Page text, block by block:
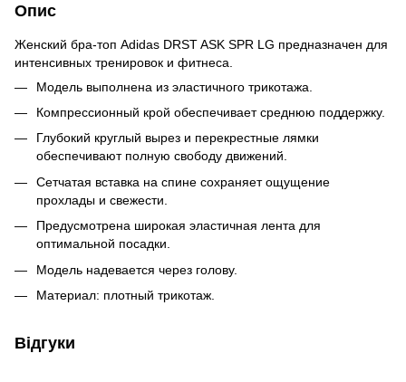
Опис
Женский бра-топ Adidas DRST ASK SPR LG предназначен для
интенсивных тренировок и фитнеса.
Модель выполнена из эластичного трикотажа.
Компрессионный крой обеспечивает среднюю поддержку.
Глубокий круглый вырез и перекрестные лямки
обеспечивают полную свободу движений.
Сетчатая вставка на спине сохраняет ощущение
прохлады и свежести.
Предусмотрена широкая эластичная лента для
оптимальной посадки.
Модель надевается через голову.
Материал: плотный трикотаж.
Відгуки